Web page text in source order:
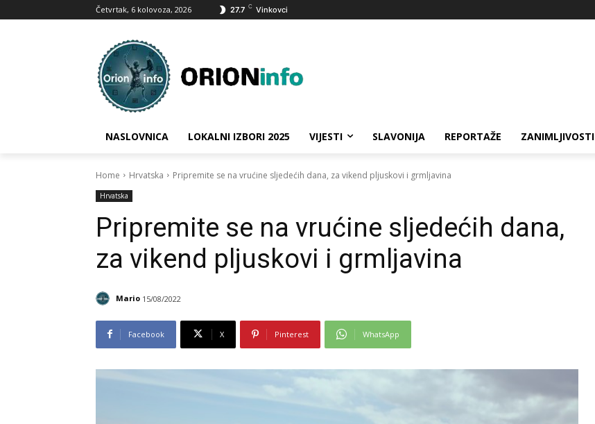
Četvrtak, 6 kolovoza, 2026 27.7 C Vinkovci
NASLOVNICA LOKALNI IZBORI 2025 VIJESTI SLAVONIJA REPORTAŽE ZANIMLJIVOSTI
Home Hrvatska Pripremite se na vrućine sljedećih dana, za vikend pljuskovi i grmljavina
Hrvatska
Pripremite se na vrućine sljedećih dana,
za vikend pljuskovi i grmljavina
Mario 15/08/2022
Facebook X Pinterest WhatsApp